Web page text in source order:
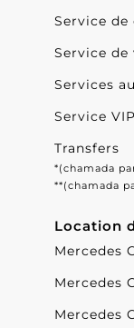
Service
Service
Services
Service VIP
Transfers
*(chamada
**(chamada
Location
Mercedes
Mercedes
Mercedes